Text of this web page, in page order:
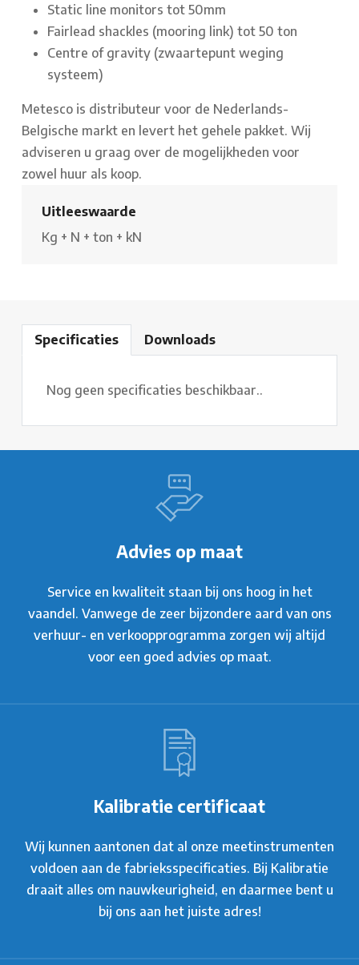
Static line monitors tot 50mm
Fairlead shackles (mooring link) tot 50 ton
Centre of gravity (zwaartepunt weging
systeem)
Metesco is distributeur voor de Nederlands-
Belgische markt en levert het gehele pakket. Wij
adviseren u graag over de mogelijkheden voor
zowel huur als koop.
Uitleeswaarde
Kg + N + ton + kN
Specificaties Downloads
Nog geen specificaties beschikbaar..
Advies op maat
Service en kwaliteit staan bij ons hoog in het
vaandel. Vanwege de zeer bijzondere aard van ons
verhuur- en verkoopprogramma zorgen wij altijd
voor een goed advies op maat.
Kalibratie certificaat
Wij kunnen aantonen dat al onze meetinstrumenten
voldoen aan de fabrieksspecificaties. Bij Kalibratie
draait alles om nauwkeurigheid, en daarmee bent u
bij ons aan het juiste adres!